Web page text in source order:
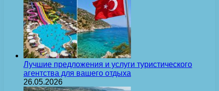
Лучшие предложения и услуги туристического
агентства для вашего отдыха
26.05.2026